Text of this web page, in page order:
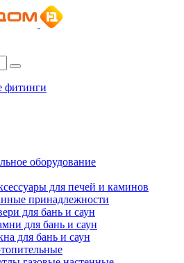
фитинги
оборудование
для печей и каминов
принадлежности
для бань и саун
для бань и саун
для бань и саун